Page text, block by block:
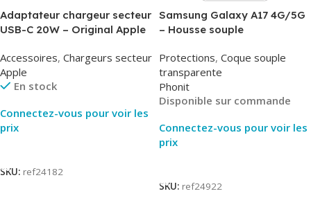
Adaptateur chargeur secteur
USB-C 20W – Original Apple
Accessoires, Chargeurs secteur
Apple
En stock
Connectez-vous pour voir les
prix
SKU: ref24182
Samsung Galaxy A17 4G/5G
– Housse souple
Protections, Coque souple
transparente
Phonit
Disponible sur commande
Connectez-vous pour voir les
prix
SKU: ref24922